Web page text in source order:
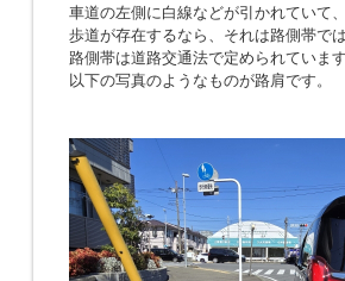
車道の左側に白線などが引かれていて
歩道が存在するなら、それは路側帯では
路側帯は道路交通法で定められていま
以下の写真のようなものが路肩です。